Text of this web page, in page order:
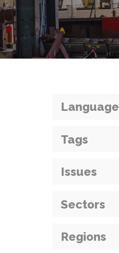
Language
Tags
Issues
Sectors
Regions